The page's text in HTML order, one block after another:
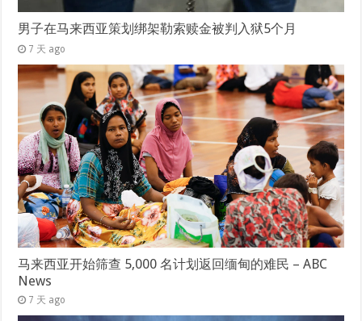
男子在马来西亚策划绑架勒索赎金被判入狱5个月
7 天 ago
马来西亚开始筛查 5,000 名计划返回缅甸的难民 – ABC
News
7 天 ago